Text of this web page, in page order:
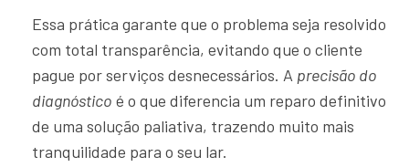
Essa prática garante que o problema seja resolvido
com total transparência, evitando que o cliente
pague por serviços desnecessários. A precisão do
diagnóstico é o que diferencia um reparo definitivo
de uma solução paliativa, trazendo muito mais
tranquilidade para o seu lar.